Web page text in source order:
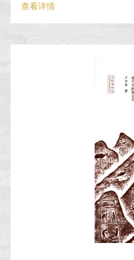
查看详情